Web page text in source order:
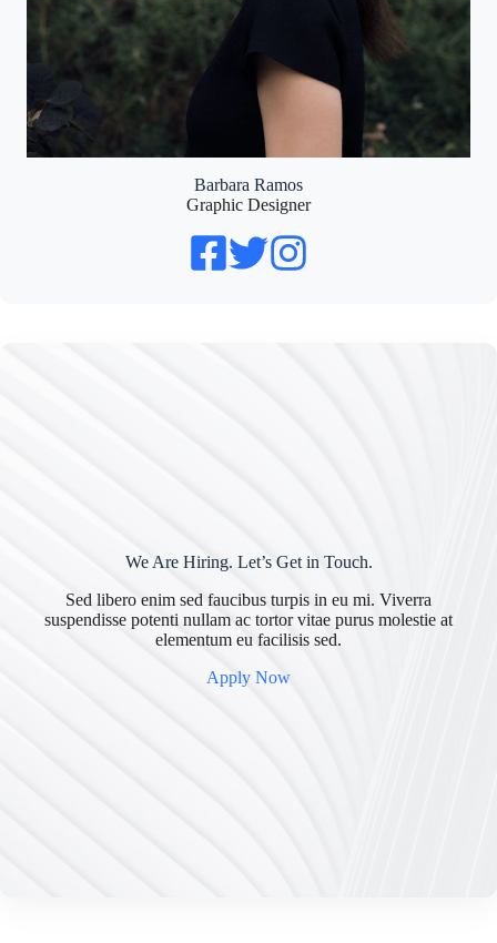
Barbara Ramos
Graphic Designer
We Are Hiring. Let’s Get in Touch.
Sed libero enim sed faucibus turpis in eu mi. Viverra
suspendisse potenti nullam ac tortor vitae purus molestie at
elementum eu facilisis sed.
Apply Now